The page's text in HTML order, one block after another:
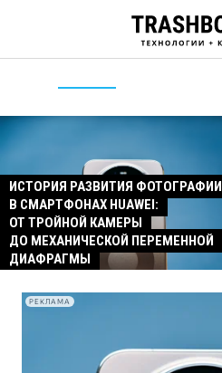
ИСТОРИЯ РАЗВИТИЯ ФОТОГРАФИИ
В СМАРТФОНАХ HUAWEI:
ОТ ТРОЙНОЙ КАМЕРЫ
ДО МЕХАНИЧЕСКОЙ ПЕРЕМЕННОЙ
ДИАФРАГМЫ
РЕКЛАМА